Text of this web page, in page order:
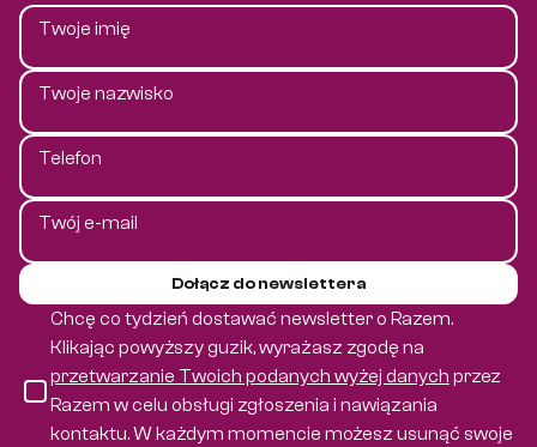
Twoje imię
Twoje nazwisko
Telefon
Twój e-mail
Dołącz do newslettera
Chcę co tydzień dostawać newsletter o Razem.
Klikając powyższy guzik, wyrażasz zgodę na
przetwarzanie Twoich podanych wyżej danych przez
Razem w celu obsługi zgłoszenia i nawiązania
kontaktu.W każdym momencie możesz usunąć swoje